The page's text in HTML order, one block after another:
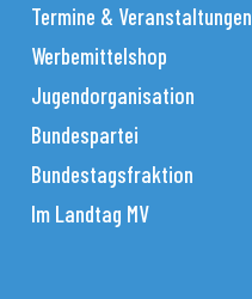
Termine & Veranstaltungen
Werbemittelshop
Jugendorganisation
Bundespartei
Bundestagsfraktion
Im Landtag MV